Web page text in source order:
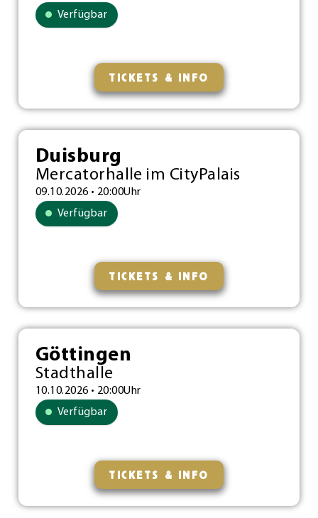
Verfügbar
TICKETS & INFO
Duisburg
Mercatorhalle im CityPalais
09.10.2026 • 20:00Uhr
Verfügbar
TICKETS & INFO
Göttingen
Stadthalle
10.10.2026 • 20:00Uhr
Verfügbar
TICKETS & INFO